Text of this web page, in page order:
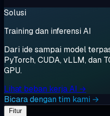
Solusi
Training dan inferensi AI
Dari ide sampai model
PyTorch, CUDA, vLLM, dan
GPU.
Lihat beban kerja AI →
Bicara dengan tim kami →
Fitur